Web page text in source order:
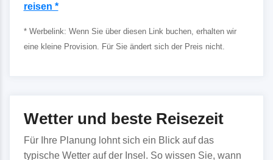
reisen *
* Werbelink: Wenn Sie über diesen Link buchen, erhalten wir
eine kleine Provision. Für Sie ändert sich der Preis nicht.
Wetter und beste Reisezeit
Für Ihre Planung lohnt sich ein Blick auf das
typische Wetter auf der Insel. So wissen Sie, wann